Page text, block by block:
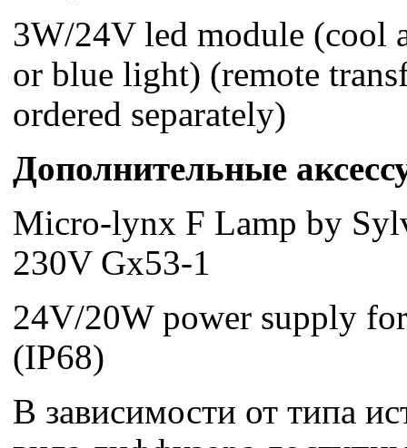
3W/24V led module (cool
or blue light) (remote
ordered separately)
Дополнительные
Micro-lynx F Lamp by
230V Gx53-1
24V/20W power supply
(IP68)
В зависимости от типа